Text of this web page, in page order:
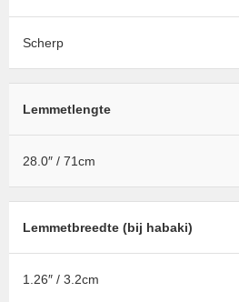
Scherp
Lemmetlengte
28.0″ / 71cm
Lemmetbreedte (bij habaki)
1.26″ / 3.2cm